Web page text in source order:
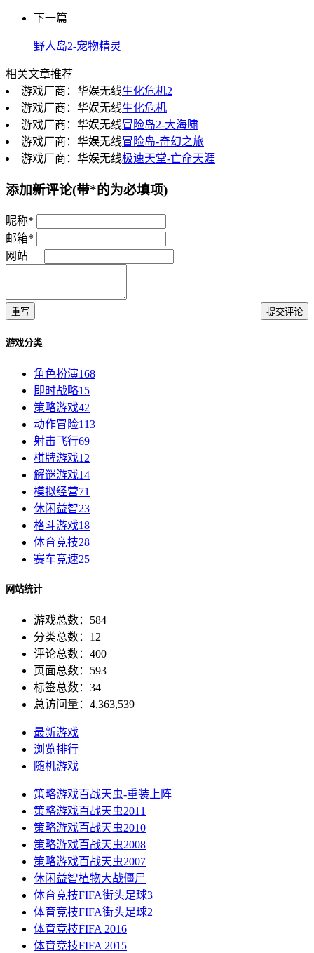
下一篇
野人岛2-宠物精灵
相关文章推荐
游戏厂商：华娱无线生化危机2
游戏厂商：华娱无线生化危机
游戏厂商：华娱无线冒险岛2-大海啸
游戏厂商：华娱无线冒险岛-奇幻之旅
游戏厂商：华娱无线极速天堂-亡命天涯
添加新评论(带*的为必填项)
昵称*
邮箱*
网站
重写 提交评论
游戏分类
角色扮演168
即时战略15
策略游戏42
动作冒险113
射击飞行69
棋牌游戏12
解谜游戏14
模拟经营71
休闲益智23
格斗游戏18
体育竞技28
赛车竞速25
网站统计
游戏总数：584
分类总数：12
评论总数：400
页面总数：593
标签总数：34
总访问量：4,363,539
最新游戏
浏览排行
随机游戏
策略游戏百战天虫-重装上阵
策略游戏百战天虫2011
策略游戏百战天虫2010
策略游戏百战天虫2008
策略游戏百战天虫2007
休闲益智植物大战僵尸
体育竞技FIFA街头足球3
体育竞技FIFA街头足球2
体育竞技FIFA 2016
体育竞技FIFA 2015